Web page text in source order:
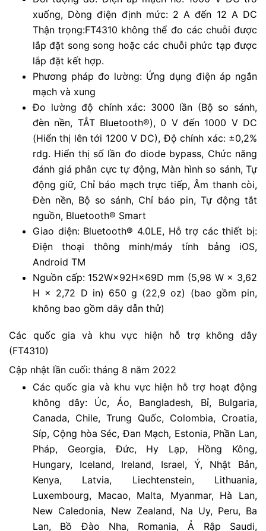
xuống, Dòng điện định mức: 2 A đến 12 A DC
Thận trọng:FT4310 không thể đo các chuỗi được
lắp đặt song song hoặc các chuỗi phức tạp được
lắp đặt kết hợp.
Phương pháp đo lường: Ứng dụng điện áp ngắn
mạch và xung
Đo lường độ chính xác: 3000 lần (Bộ so sánh,
đèn nền, TẮT Bluetooth®), 0 V đến 1000 V DC
(Hiển thị lên tới 1200 V DC), Độ chính xác: ±0,2%
rdg. Hiển thị số lần đo diode bypass, Chức năng
đánh giá phân cực tự động, Màn hình so sánh, Tự
động giữ, Chỉ báo mạch trực tiếp, Âm thanh còi,
Đèn nền, Bộ so sánh, Chỉ báo pin, Tự động tắt
nguồn, Bluetooth® Smart
Giao diện: Bluetooth® 4.0LE, Hỗ trợ các thiết bị:
Điện thoại thông minh/máy tính bảng iOS,
Android TM
Nguồn cấp: 152W×92H×69D mm (5,98 W × 3,62
H × 2,72 D in) 650 g (22,9 oz) (bao gồm pin,
không bao gồm dây dẫn thử)
Các quốc gia và khu vực hiện hỗ trợ không dây
(FT4310)
Cập nhật lần cuối: tháng 8 năm 2022
Các quốc gia và khu vực hiện hỗ trợ hoạt động
không dây: Úc, Áo, Bangladesh, Bỉ, Bulgaria,
Canada, Chile, Trung Quốc, Colombia, Croatia,
Síp, Cộng hòa Séc, Đan Mạch, Estonia, Phần Lan,
Pháp, Georgia, Đức, Hy Lạp, Hồng Kông,
Hungary, Iceland, Ireland, Israel, Ý, Nhật Bản,
Kenya, Latvia, Liechtenstein, Lithuania,
Luxembourg, Macao, Malta, Myanmar, Hà Lan,
New Caledonia, New Zealand, Na Uy, Peru, Ba
Lan, Bồ Đào Nha, Romania, Ả Rập Saudi,